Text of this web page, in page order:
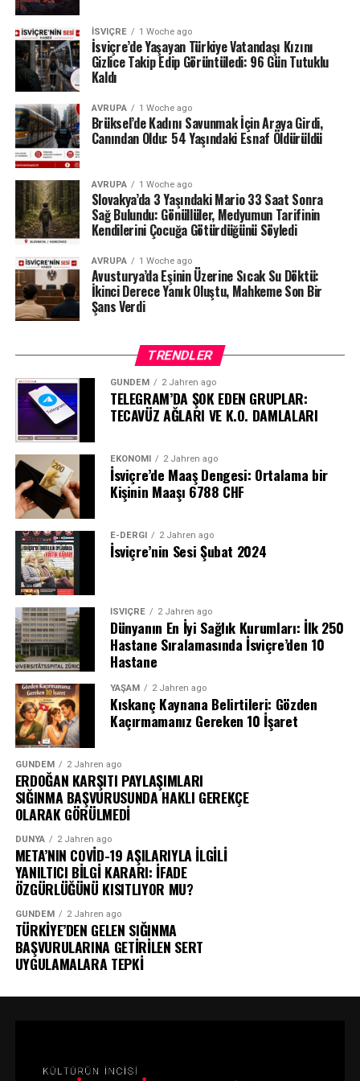
metre, çıkıştaki su debisi ise yalnızca saniyede 1,2
metreküp olarak kaydedildi. Su seviyesinin düşmesi
nedeniyle göldeki tekne seferleri de durduruldu.
Lac des Brenets daha önce de uzun kuraklık
yazında su seviyesi ciddi şekilde gerilemişti.
Ren Şelalesi’ndeki son durum ise İsviçre’de devam eden
yağış eksikliğinin nehir ve göller üzerindeki etkisini
gözler önüne seriyor.
Kaynak: BAFU / BRK News
İSVIÇRE 1 Woche ago
İsviçre’de Yaşayan Türkiye Vatandaşı Kızını
Gizlice Takip Edip Görüntüledi: 96 Gün Tutuklu
Kaldı
AVRUPA 1 Woche ago
Brüksel’de Kadını Savunmak İçin Araya Girdi,
Canından Oldu: 54 Yaşındaki Esnaf Öldürüldü
AVRUPA 1 Woche ago
Slovakya’da 3 Yaşındaki Mario 33 Saat Sonra
Sağ Bulundu: Gönüllüler, Medyumun Tarifinin
Kendilerini Çocuğa Götürdüğünü Söyledi
AVRUPA 1 Woche ago
Avusturya’da Eşinin Üzerine Sıcak Su Döktü:
İkinci Derece Yanık Oluştu, Mahkeme Son Bir
Şans Verdi
TRENDLER
GÜNDEM 2 Jahren ago
TELEGRAM’DA ŞOK EDEN GRUPLAR:
TECAVÜZ AĞLARI VE K.O. DAMLALARI
EKONOMI 2 Jahren ago
İsviçre’de Maaş Dengesi: Ortalama bir
Kişinin Maaşı 6788 CHF
E-DERGI 2 Jahren ago
İsviçre’nin Sesi Şubat 2024
İSVIÇRE 2 Jahren ago
Dünyanın En İyi Sağlık Kurumları: İlk 250
Hastane Sıralamasında İsviçre’den 10
Hastane
YAŞAM 2 Jahren ago
Kıskanç Kaynana Belirtileri: Gözden
Kaçırmamanız Gereken 10 İşaret
GÜNDEM 2 Jahren ago
ERDOĞAN KARŞITI PAYLAŞIMLARI
SIĞINMA BAŞVURUSUNDA HAKLI GEREKÇE
OLARAK GÖRÜLMEDİ
DÜNYA 2 Jahren ago
META’NIN COVİD-19 AŞILARIYLA İLGİLİ
YANILTICI BİLGİ KARARI: İFADE
ÖZGÜRLÜĞÜNÜ KISITLIYOR MU?
GÜNDEM 2 Jahren ago
TÜRKİYE’DEN GELEN SIĞINMA
BAŞVURULARINA GETİRİLEN SERT
UYGULAMALARA TEPKİ